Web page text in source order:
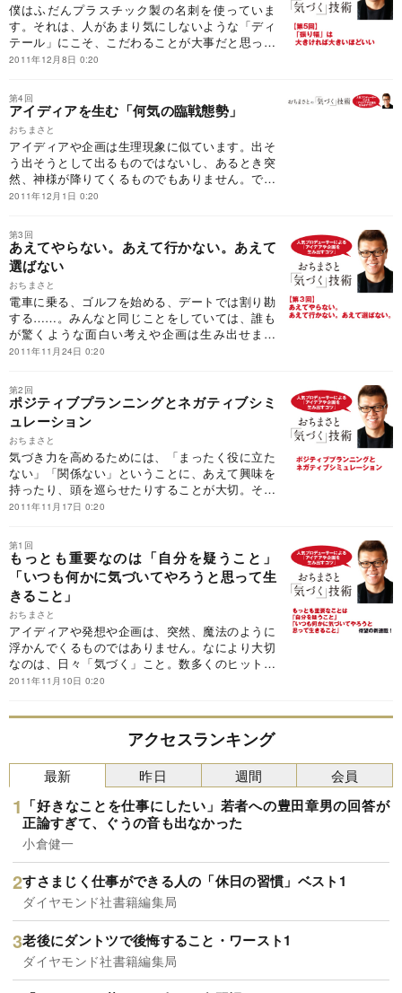
僕はふだんプラスチック製の名刺を使っていま
す。それは、人があまり気にしないような「ディ
テール」にこそ、こだわることが大事だと思って
いるから。また、プラスチック製の名刺には「振
白くするために重要なのが、この「振り幅」なの
です。
2011年12月8日 0:20
第4回
アイディアを生む「何気の臨戦態勢」
おちまさと
アイディアや企画は生理現象に似ています。出そ
う出そうとして出るものではないし、あるとき突
然、神様が降りてくるものでもありません。では
どうすればいいのでしょう。それは、アイディア
ること。そんな「何気の臨戦態勢」をとるための
方法を教えます。
2011年12月1日 0:20
第3回
あえてやらない。あえて行かない。あえて
選ばない
おちまさと
電車に乗る、ゴルフを始める、デートでは割り勘
する……。みんなと同じことをしていては、誰も
が驚くような面白い考えや企画は生み出せませ
ん。なぜなら「企画は記憶の複合」だから。「当
ってしまうと、「気づきの感度」は明らかに鈍く
なってしまうのです。
2011年11月24日 0:20
第2回
ポジティブプランニングとネガティブシミ
ュレーション
おちまさと
気づき力を高めるためには、「まったく役に立た
ない」「関係ない」ということに、あえて興味を
持ったり、頭を巡らせたりすることが大切。そし
て「なんでそんな突拍子もないことを思いつくん
「ポジティブプランニング」と「ネガティブシミ
ュレーション」とは？
2011年11月17日 0:20
第1回
もっとも重要なのは「自分を疑うこと」
「いつも何かに気づいてやろうと思って生
きること」
おちまさと
アイディアや発想や企画は、突然、魔法のように
浮かんでくるものではありません。なにより大切
なのは、日々「気づく」こと。数多くのヒット番
組や企画を手がける人気プロデューサー・おちま
ング方法やテクニック、企画を生み出すコツにつ
2011年11月10日 0:20
アクセスランキング
最新
「好きなことを仕事にしたい」若者への豊田章男の回答が
正論すぎて、ぐうの音も出なかった
小倉健一
すさまじく仕事ができる人の「休日の習慣」ベスト1
ダイヤモンド社書籍編集局
老後にダントツで後悔すること・ワースト1
ダイヤモンド社書籍編集局
昨日 週間 会員